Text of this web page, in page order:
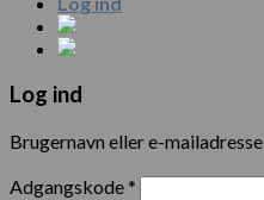
Log ind
Brugernavn eller e-mailadresse
Adgangskode*